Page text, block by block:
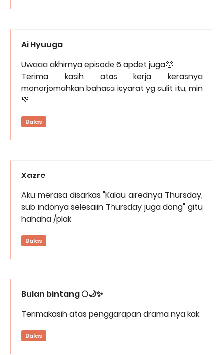
Ai Hyuuga
Uwaaa akhirnya episode 6 apdet juga🥺
Terima kasih atas kerja kerasnya
menerjemahkan bahasa isyarat yg sulit itu, min
💚
Balas
Xazre
Aku merasa disarkas "Kalau airednya Thursday,
sub indonya selesaiin Thursday juga dong" gitu
hahaha /plak
Balas
Bulan bintang 🌕🌙✨
Terimakasih atas penggarapan drama nya kak
Balas